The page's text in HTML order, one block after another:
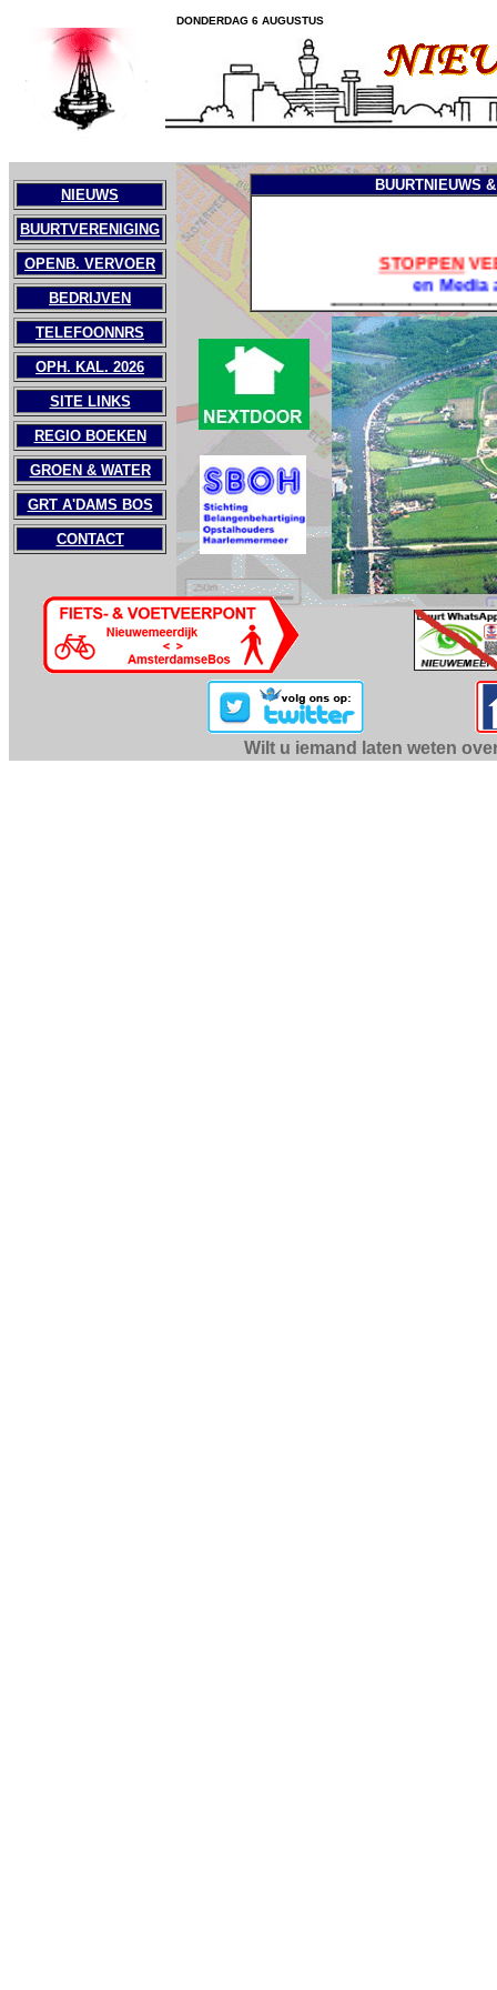
BUURTNIEUWS
STOPPEN
en Media
Behoud de
Badhoevedorp
DONDERDAG 6 AUGUSTUS
NIEUWS
BUURTVERENIGING
OPENB. VERVOER
BEDRIJVEN
TELEFOONNRS
OPH. KAL. 2026
SITE LINKS
REGIO BOEKEN
GROEN & WATER
GRT A'DAMS BOS
CONTACT
Wilt u iemand laten weten